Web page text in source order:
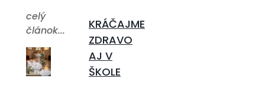
celý
článok...
KRÁČAJME
ZDRAVO
AJ V
ŠKOLE